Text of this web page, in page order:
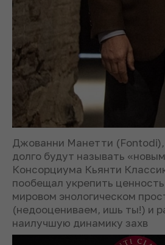
Джованни Манетти
долго будут называть
Консорциума Кьянти
пообещал укрепить
мировом энологическом
(недооцениваем, ишь ты!) и
наилучшую динамику захв